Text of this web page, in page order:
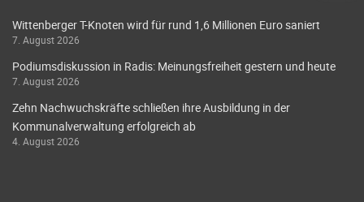
Wittenberger T-Knoten wird für rund 1,6 Millionen Euro saniert
7. August 2026
Podiumsdiskussion in Radis: Meinungsfreiheit gestern und heute
7. August 2026
Zehn Nachwuchskräfte schließen ihre Ausbildung in der
Kommunalverwaltung erfolgreich ab
4. August 2026